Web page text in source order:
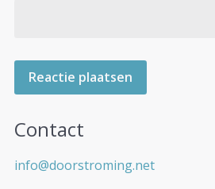
Contact
info@doorstroming.net